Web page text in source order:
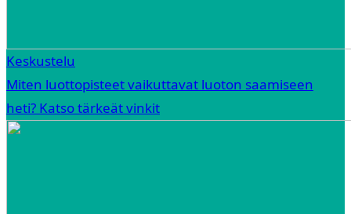
Keskustelu
Miten luottopisteet vaikuttavat luoton saamiseen
heti? Katso tärkeät vinkit